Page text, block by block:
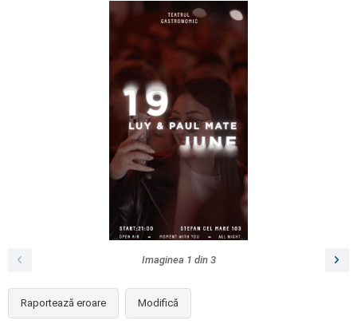
Imaginea 1 din 3
Raportează eroare Modifică